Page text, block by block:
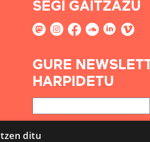
SEGI GAITZAZU
GURE
HARPIDETU
ditu